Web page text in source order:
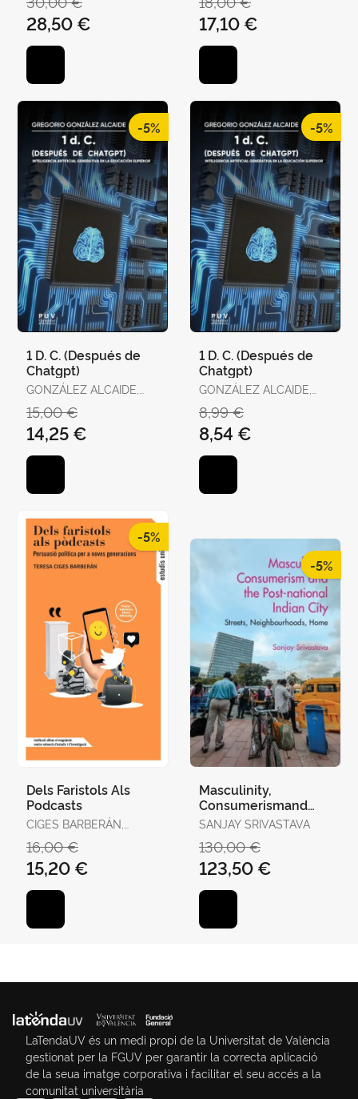
28,50 € 17,10 €
-5%
1 D. C. (Después de
Chatgpt)
GONZÁLEZ ALCAIDE,
15,00 €
14,25 €
-5%
1 D. C. (Después de
Chatgpt)
GONZÁLEZ ALCAIDE,
8,99 €
8,54 €
-5%
Dels Faristols Als
Podcasts
CIGES BARBERÁN,
16,00 €
15,20 €
-5%
Masculinity,
Consumerismand
The Post-National
SANJAY SRIVASTAVA
130,00 €
123,50 €
LaTendaUV és un medi propi de la Universitat de València
gestionat per la FGUV per garantir la correcta aplicació
de la seua imatge corporativa i facilitar el seu accés a la
comunitat universitària